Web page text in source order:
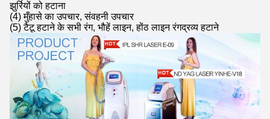
झुर्रियों को हटाना
(4) मुँहासे का उपचार, संवहनी उपचार
(5) टैटू हटाने के सभी रंग, भौहें लाइन, होंठ लाइन रंगद्रव्य हटाने